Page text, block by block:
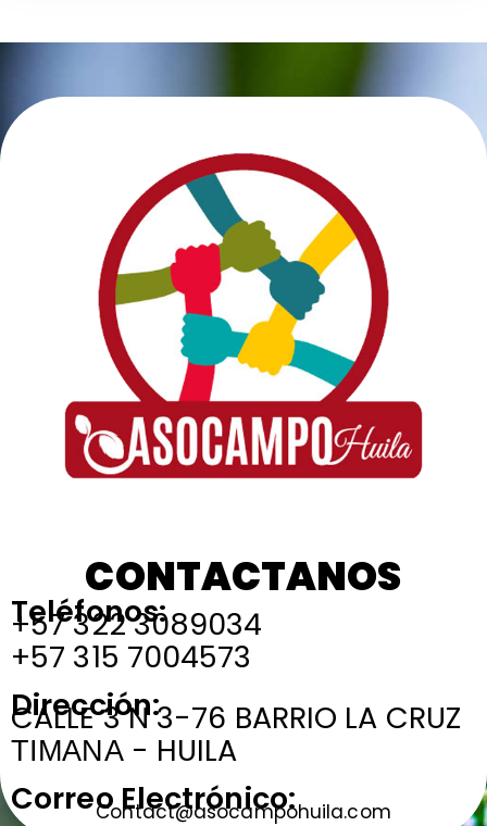
CONTACTANOS
Teléfonos:
+57 322 3089034
+57 315 7004573
Dirección:
CALLE 3 N 3-76 BARRIO LA CRUZ
ΤΙΜΑΝΑ - HUILA
Correo Electrónico:
Contact@asocampohuila.com